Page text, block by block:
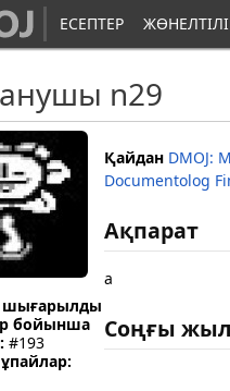
ЕСЕПТЕР
n29
шығарылды
бойынша
#193
Қайдан DMOJ:
Documentolog
Ақпарат
a
Соңғы